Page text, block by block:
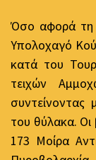
Όσο αφορά τη
Υπολοχαγό
κατά του
τειχών
συντείνοντας
του θύλακα. Οι
173 Μοίρα